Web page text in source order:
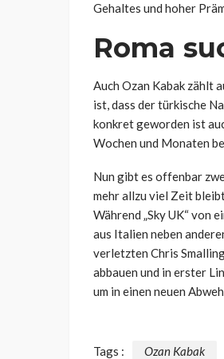
Gehaltes und hoher
Roma
Auch Ozan Kabak zählt
ist, dass der türkische
konkret geworden ist
Wochen und Monaten
Nun gibt es offenbar
mehr allzu viel Zeit
Während „Sky UK“ von
aus Italien neben
verletzten Chris
abbauen und in erster
um in einen neuen
Tags : Ozan Kabak